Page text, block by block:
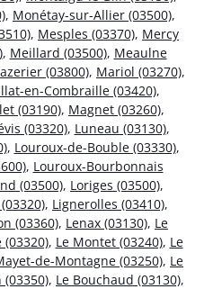
, Monétay-sur-Allier (03500),
, Mesples (03370), Mercy
, Meillard (03500), Meaulne
(03800), Mariol (03270),
en-Combraille (03420),
(03190), Magnet (03260),
(03320), Luneau (03130),
, Louroux-de-Bouble (03330),
, Louroux-Bourbonnais
(03500), Loriges (03500),
, Lignerolles (03410),
(03360), Lenax (03130), Le
(03320), Le Montet (03240), Le
de-Montagne (03250), Le
(03350), Le Bouchaud (03130),